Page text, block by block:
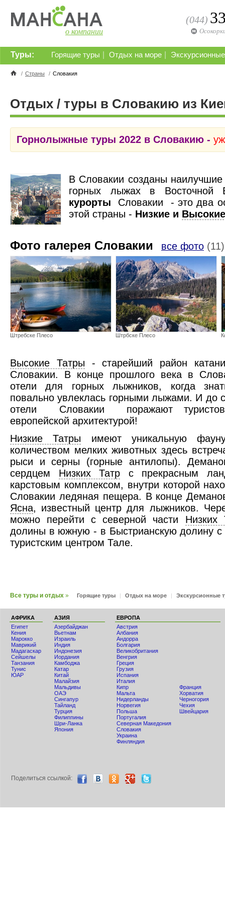
о компании
(044)
Горящие туры Отдых на море
Туры:
/ Страны / Словакия
Отдых / туры в Словакию из
Горнолыжные туры 2022 в Словакию -
В Словакии созданы
горных лыжах в Восточной
курорты Словакии - это два
этой страны - Низкие и
Фото галерея Словакии все фото (11)
Штребске Плесо Штрбске Плесо
Высокие Татры - старейший район
Словакии. В конце прошлого века в
отели для горных лыжников, когда
повально увлеклась горными лыжами. И до
отели Словакии поражают туристов
европейской архитектурой!
Низкие Татры имеют уникальную
количеством мелких животных здесь
рыси и серны (горные антилопы).
сердцем Низких Татр с прекрасным
карстовым комплексом, внутри которой
Словакии ледяная пещера. В конце
Ясна, известный центр для лыжников.
можно перейти с северной части Низких
долины в южную - в Быстрианскую долину с
туристским центром Тале.
Все туры и отдых » Горящие туры | Отдых на море | Экскурсионные
АФРИКА
Египет
Кения
Мaрокко
Маврикий
Мадагаскар
Сейшелы
Танзания
Тунис
ЮАР
АЗИЯ
Азербайджан
Вьетнам
Израиль
Индия
Индонезия
Иордания
Камбоджа
Катар
Китай
Малайзия
Мальдивы
ОАЭ
Сингапур
Тайланд
Турция
Филиппины
Шри-Ланка
Япония
ЕВРОПА
Австрия
Албания
Андорра
Болгария
Великобритания
Венгрия
Греция
Грузия
Испания
Италия
Кипр
Мальта
Нидерланды
Норвегия
Польша
Португалия
Северная Македония
Словакия
Украина
Финляндия
Франция
Хорватия
Черногория
Чехия
Швейцария
Поделиться ccылкой: